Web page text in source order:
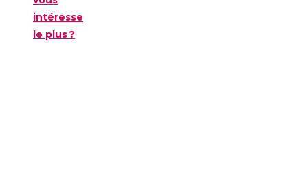
intéresse
le plus ?